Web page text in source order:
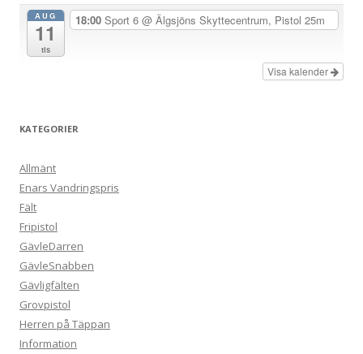
AUG
11
tis
18:00 Sport 6 @ Älgsjöns Skyttecentrum, Pistol 25m
Visa kalender
KATEGORIER
Allmänt
Enars Vandringspris
Fält
Fripistol
GävleDarren
GävleSnabben
Gävligfälten
Grovpistol
Herren på Täppan
Information